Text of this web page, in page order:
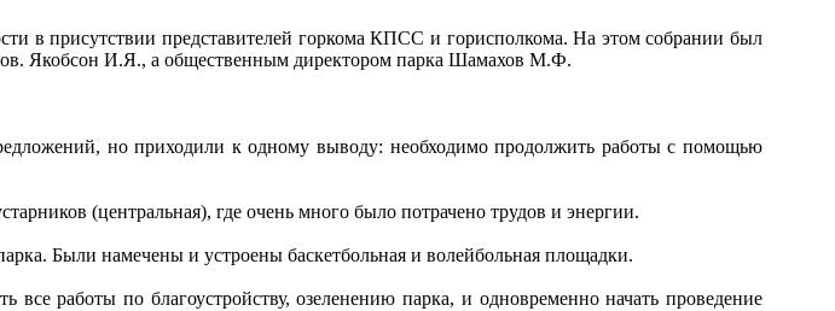
в присутствии представителей горкома КПСС и горисполкома. На этом собрании был
тов. Якобсон И.Я., а общественным директором парка Шамахов М.Ф.
но приходили к одному выводу: необходимо продолжить работы с помощью
(центральная), где очень много было потрачено трудов и энергии.
Были намечены и устроены баскетбольная и волейбольная площадки.
работы по благоустройству, озеленению парка, и одновременно начать проведение